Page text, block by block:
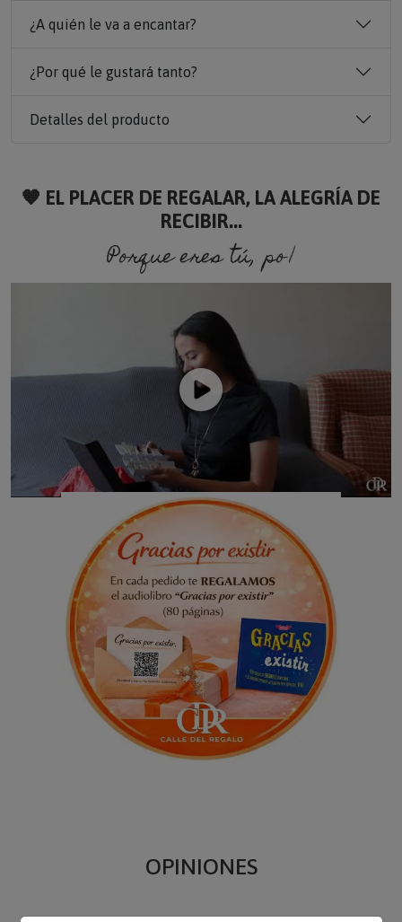
¿A quién le va a encantar?
¿Por qué le gustará tanto?
Detalles del producto
🧡 EL PLACER DE REGALAR, LA ALEGRÍA DE
RECIBIR...
Porque eres tú, porque so
OPINIONES